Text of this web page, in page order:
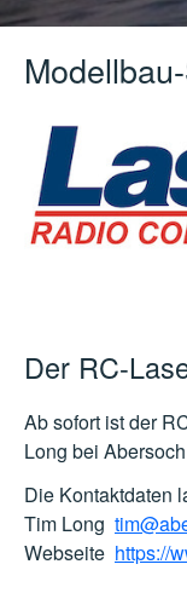
Der RC-
Ab sofort ist der
Long bei
Die Kontaktdaten
Tim Long
Webseite https://